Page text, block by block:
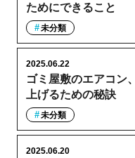
ためにできること
未分類
ゴミ屋敷のエアコン
上げるための秘訣
2025.06.22
未分類
2025.06.20